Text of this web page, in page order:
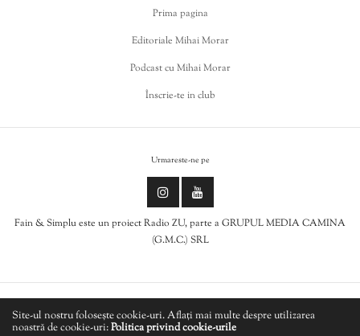
Prima pagina
Editoriale Mihai Morar
Podcast cu Mihai Morar
Înscrie-te in club
Urmareste-ne pe
Fain & Simplu este un proiect Radio ZU, parte a GRUPUL MEDIA CAMINA
(G.M.C.) SRL
Politica de cookies
Site-ul nostru folosește cookie-uri. Aflați mai multe despre utilizarea
noastră de cookie-uri:Politica privind cookie-urile